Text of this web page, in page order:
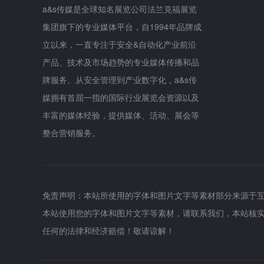
a&s传媒是全球知名展览公司法兰克福展览
集团旗下的专业媒体平台，自1994年品牌成
立以来，一直专注于安全&自动化产业前沿
产品、技术及市场趋势的专业媒体传播和品
牌服务。从安全管理到产业数字化，a&s传
媒拥有首屈一指的国际行业展览会资源以及
丰富的媒体经验，提供媒体、活动、展会等
整合营销服务。
免责声明：本站所使用的字体和图片文字等素材部分来源
本站使用您的字体和图片文字等素材，请联系我们，本站
任何的法律和经济赔偿！敬请谅解！